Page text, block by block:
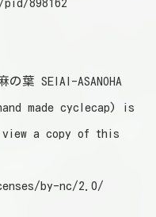
SEIAI-ASANOHA
made cyclecap) is
view a copy of this
by-nc/2.0/